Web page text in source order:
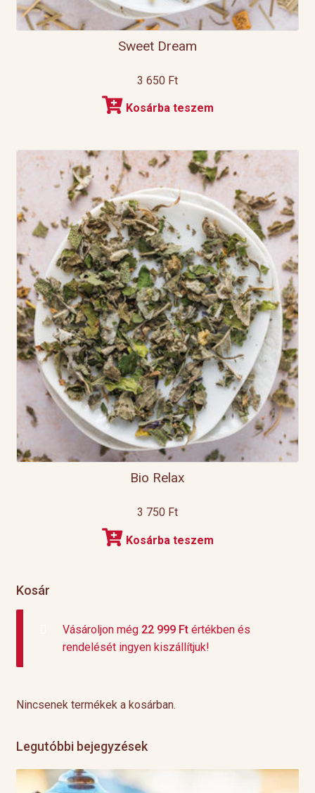
Sweet Dream
3 650 Ft
Kosárba teszem
Bio Relax
3 750 Ft
Kosárba teszem
Kosár
Vásároljon még 22 999 Ftértékben és
rendelését ingyen kiszállítjuk!
Nincsenek termékek a kosárban.
Legutóbbi bejegyzések